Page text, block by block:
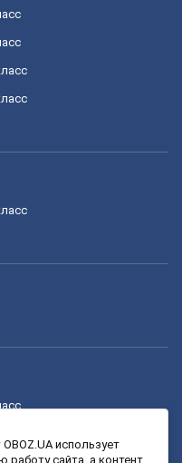
использует
сайта, а контент